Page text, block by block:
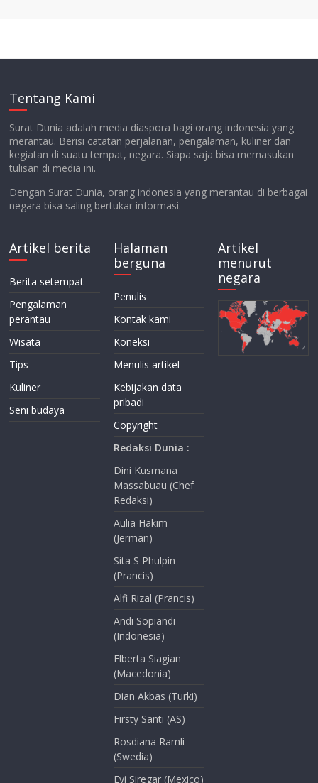
Tentang Kami
Surat Dunia adalah media diaspora bagi orang indonesia yang
merantau. Berisi catatan perjalanan, pengalaman, kuliner dan
kegiatan di suatu tempat, negara. Siapa saja bisa memasukan
tulisan di media ini.
Dengan Surat Dunia, orang indonesia yang merantau di berbagai
negara bisa saling bertukar informasi.
Artikel berita
Berita setempat
Pengalaman
perantau
Wisata
Tips
Kuliner
Seni budaya
Halaman
berguna
Penulis
Kontak kami
Koneksi
Menulis artikel
Kebijakan data
pribadi
Copyright
Redaksi Dunia :
Dini Kusmana
Massabuau (Chef
Redaksi)
Aulia Hakim
(Jerman)
Sita S Phulpin
(Prancis)
Alfi Rizal (Prancis)
Andi Sopiandi
(Indonesia)
Elberta Siagian
(Macedonia)
Dian Akbas (Turki)
Firsty Santi (AS)
Rosdiana Ramli
(Swedia)
Evi Siregar (Mexico)
Artikel
menurut
negara